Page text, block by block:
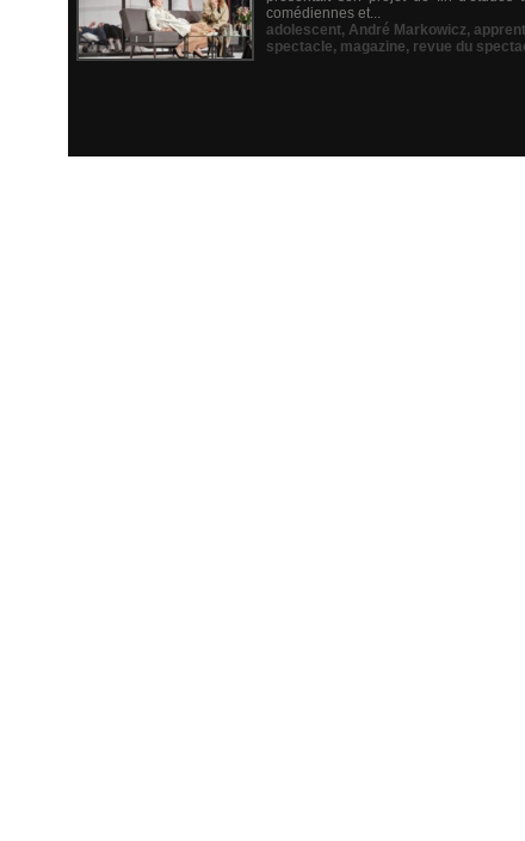
comédiennes et...
adolescent, André Markowicz,
spectacle, magazine, revue du